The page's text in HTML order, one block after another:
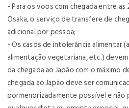
- Para os voos com chegada entre as
Osaka, o serviço de transfere de
adicional por pessoa;
- Os casos de intolerância alimentar
alimentação vegetariana, etc.)
da chegada ao Japão com o máximo
chegada ao Japão deve ser
pormenorizadamente possível e não